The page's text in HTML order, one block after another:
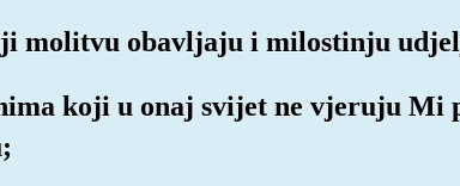
molitvu obavljaju i milostinju
koji u onaj svijet ne vjeruju Mi